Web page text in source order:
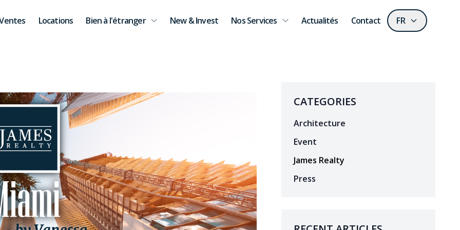
Locations Bien à l'étranger New & Invest Nos Services Actualités Contact FR
CATEGORIES
Architecture
Event
James Realty
Press